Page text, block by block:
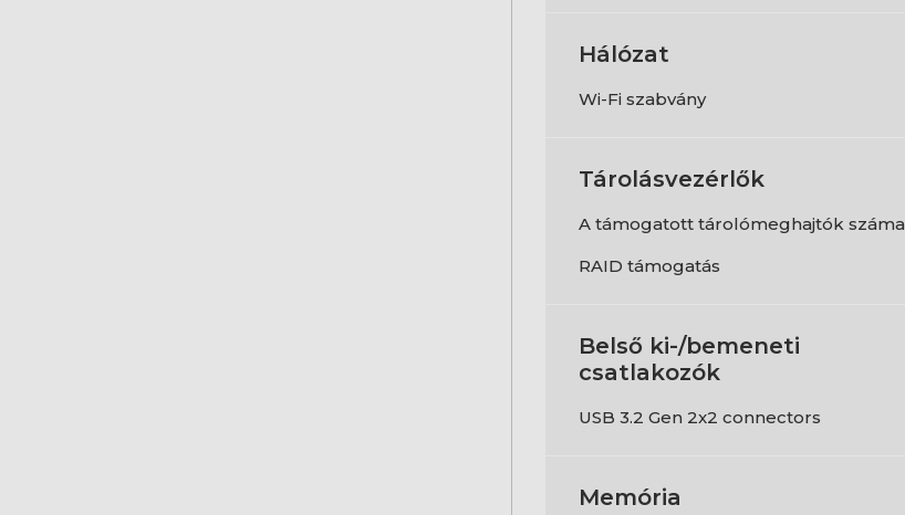
Hálózat
Wi-Fi szabvány
Tárolásvezérlők
A támogatott tárolómeghajtók száma
RAID támogatás
Belső ki-/bemeneti
csatlakozók
USB 3.2 Gen 2x2 connectors
Memória